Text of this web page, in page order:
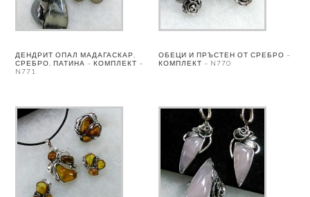
ДЕНДРИТ ОПАЛ МАДАГАСКАР,
СРЕБРО, ПАТИНА – КОМПЛЕКТ –
N771
ОБЕЦИ И ПРЪСТЕН ОТ СРЕБРО –
КОМПЛЕКТ – N770